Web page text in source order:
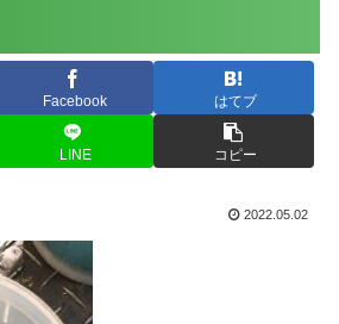
Facebook はてブ
LINE コピー
2022.05.02